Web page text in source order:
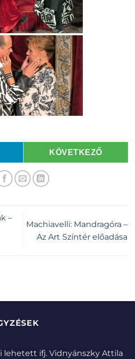
KÖVETKEZŐ
–
Machiavelli: Mandragóra –
Az Art Színtér előadása
lehetett ifj. Vidnyánszky Attila